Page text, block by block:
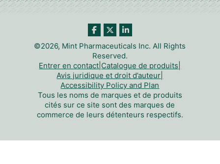
©2026, Mint Pharmaceuticals Inc. All Rights
Reserved.
Entrer en contact Catalogue de produits
Avis juridique et droit d’auteur
Accessibility Policy and Plan
Tous les noms de marques et de produits
cités sur ce site sont des marques de
commerce de leurs détenteurs respectifs.